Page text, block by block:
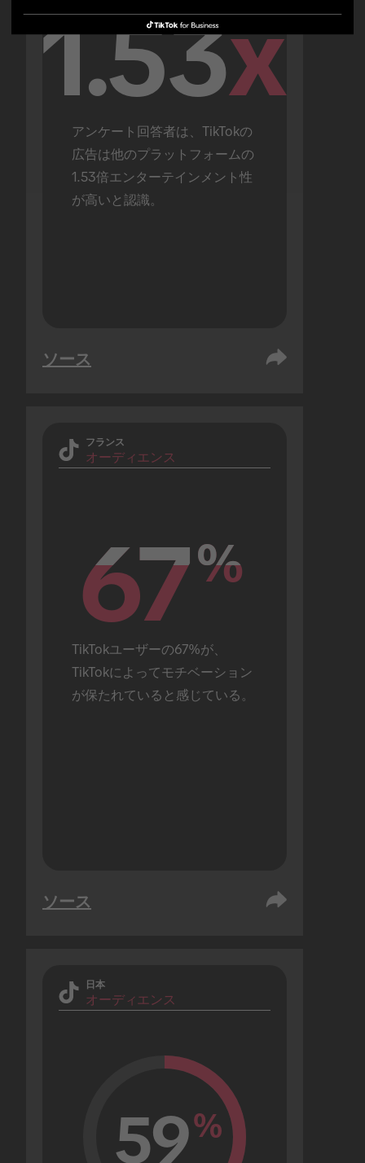
1.53x
アンケート回答者は、TikTokの
広告は他のプラットフォームの
1.53倍エンターテインメント性
が高いと認識。
ソース
フランス
オーディエンス
67%
67%
TikTokユーザーの67%が、
TikTokによってモチベーション
が保たれていると感じている。
ソース
日本
オーディエンス
59%